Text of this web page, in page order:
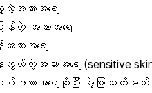
ေ့တဲ့အသားအရေ
န်တဲ့ အသားအရေ
သားအရေ
ယ်တဲ့အသားအရေ (sensitive
ပ်အသားအရေဆိုပြီး ခွဲခြားသတ်မှတ်